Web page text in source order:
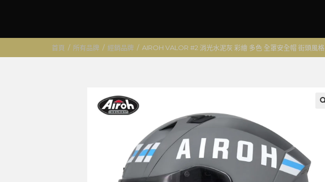
首頁 / 所有品牌 / 經銷品牌 / AIROH VALOR #2 消光水泥灰 彩繪 多色 全罩安全帽 街頭風格